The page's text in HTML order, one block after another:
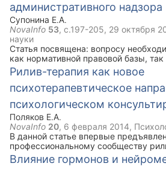
административного надзора
Супонина Е.А.
NovaInfo 53, с.197-205, 29 октября
науки
Статья посвящена: вопросу
как нормативной правовой базы,
основ деятельности участковых
(далее – УУП) по осуществлению
надзора за лицами, в отношении
действуют законные основания для
административного надзора;
настоящее время сталкиваются УУП
административного надзора.
Рилив-терапия как новое
психотерапевтическое
психологическом
Поляков Е.А.
NovaInfo 20, 6 февраля 2014,
В данной статье впервые
профессиональному сообществу
нового комплексного подхода,
психотерапевтической теории,
Влияние гормонов и